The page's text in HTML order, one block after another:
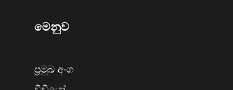
මෙනුව
ප්‍රමුඛ අංග